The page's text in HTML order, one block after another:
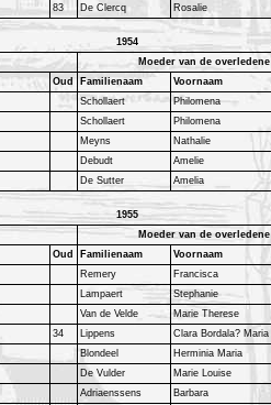
83 De Clercq Rosalie
1954
Moeder van de overledene
Oud Familienaam Voornaam
Schollaert Philomena
Schollaert Philomena
Meyns Nathalie
Debudt Amelie
De Sutter Amelia
1955
Moeder van de overledene
Oud Familienaam Voornaam
Remery Francisca
Lampaert Stephanie
Van de Velde Marie Therese
34 Lippens Clara Bordala? Maria
Blondeel Herminia Maria
De Vulder Marie Louise
Adriaenssens Barbara